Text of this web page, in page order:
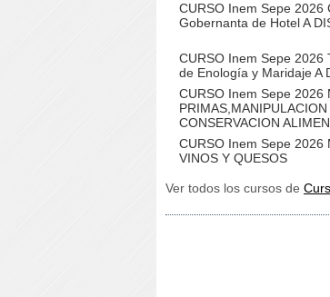
CURSO Inem Sepe 2026
Gobernanta de Hotel A
CURSO Inem Sepe 2026
de Enología y Maridaje A
CURSO Inem Sepe 2026
PRIMAS,MANIPULACION
CONSERVACION
CURSO Inem Sepe 2026
VINOS Y QUESOS
Ver todos los cursos de